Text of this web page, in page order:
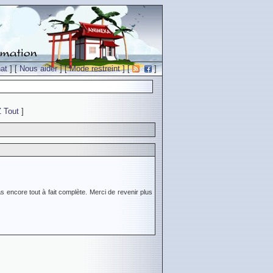
] [Nous aider] [Mode restreint] [ ]
Tout ]
encore tout à fait complète. Merci de revenir plus